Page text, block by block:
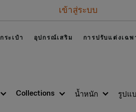
เข้าสู่ระบบ
กระเป๋า อุปกรณ์เสริม การปรับแต่งเฉ
Collections น้ำหนัก รูปแ